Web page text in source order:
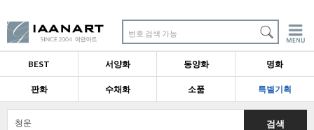
번호 검색 가능
BEST 서양화 동양화 명화
판화 수채화 소품 특별기획
검색